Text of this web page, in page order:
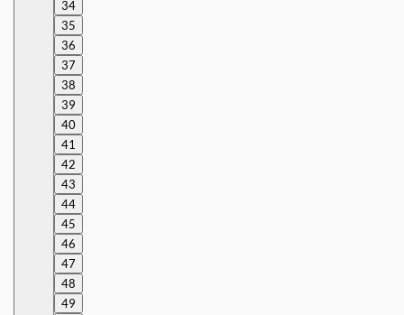
34
35
36
37
38
39
40
41
42
43
44
45
46
47
48
49